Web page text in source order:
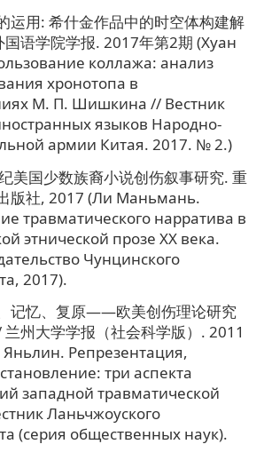
运用: 希什金作品中的时空体构建解
语学院学报. 2017年第2期 (Хуан
коллажа: анализ
хронотопа в
М. П. Шишкина // Вестник
языков Народно-
армии Китая. 2017. № 2.)
美国少数族裔小说创伤叙事研究. 重
版社, 2017 (Ли Маньмань.
травматического нарратива в
этнической прозе XX века.
Чунцинского
2017).
记忆、复原——欧美创伤理论研究
州大学学报（社会科学版）. 2011
Репрезентация,
три аспекта
западной травматической
Ланьчжоуского
(серия общественных наук).